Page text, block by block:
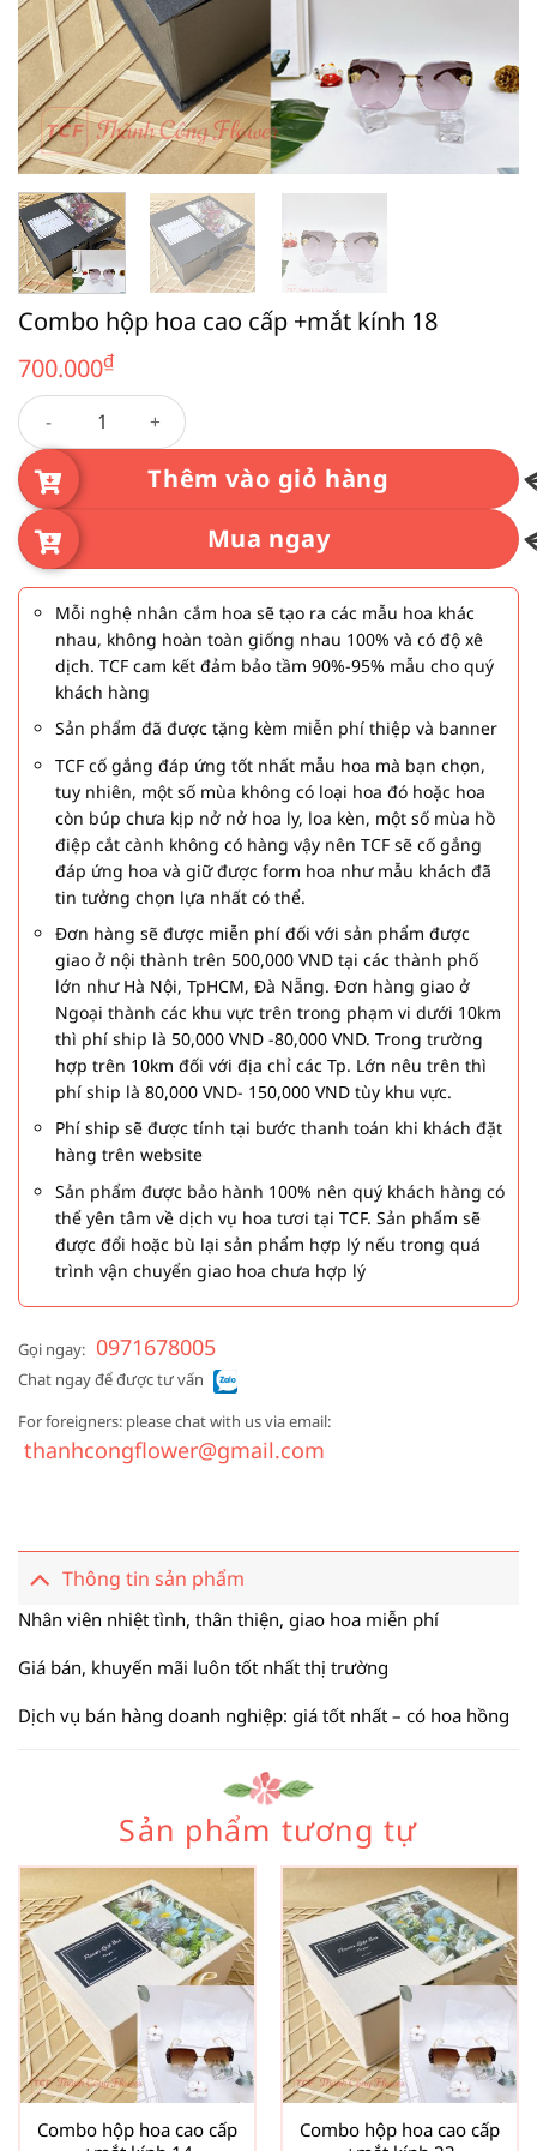
Combo hộp hoa cao cấp +mắt kính 18
700.000₫
Combo hộp hoa cao cấp +mắt kính 18 số lượng
Thêm vào giỏ hàng
Mua ngay
Mỗi nghệ nhân cắm hoa sẽ tạo ra các mẫu hoa khác
nhau, không hoàn toàn giống nhau 100% và có độ xê
dịch. TCF cam kết đảm bảo tầm 90%-95% mẫu cho quý
khách hàng
Sản phẩm đã được tặng kèm miễn phí thiệp và banner
TCF cố gắng đáp ứng tốt nhất mẫu hoa mà bạn chọn,
tuy nhiên, một số mùa không có loại hoa đó hoặc hoa
còn búp chưa kịp nở nở hoa ly, loa kèn, một số mùa hồ
điệp cắt cành không có hàng vậy nên TCF sẽ cố gắng
đáp ứng hoa và giữ được form hoa như mẫu khách đã
tin tưởng chọn lựa nhất có thể.
Đơn hàng sẽ được miễn phí đối với sản phẩm được
giao ở nội thành trên 500,000 VND tại các thành phố
lớn như Hà Nội, TpHCM, Đà Nẵng. Đơn hàng giao ở
Ngoại thành các khu vực trên trong phạm vi dưới 10km
thì phí ship là 50,000 VND -80,000 VND. Trong trường
hợp trên 10km đối với địa chỉ các Tp. Lớn nêu trên thì
phí ship là 80,000 VND- 150,000 VND tùy khu vực.
Phí ship sẽ được tính tại bước thanh toán khi khách đặt
hàng trên website
Sản phẩm được bảo hành 100% nên quý khách hàng có
thể yên tâm về dịch vụ hoa tươi tại TCF. Sản phẩm sẽ
được đổi hoặc bù lại sản phẩm hợp lý nếu trong quá
trình vận chuyển giao hoa chưa hợp lý
Gọi ngay: 0971678005
Chat ngay để được tư vấn
For foreigners: please chat with us via email:
thanhcongflower@gmail.com
Thông tin sản phẩm
Nhân viên nhiệt tình, thân thiện, giao hoa miễn phí
Giá bán, khuyến mãi luôn tốt nhất thị trường
Dịch vụ bán hàng doanh nghiệp: giá tốt nhất – có hoa hồng
Sản phẩm tương tự
Combo hộp hoa cao cấp
Combo hộp hoa cao cấp